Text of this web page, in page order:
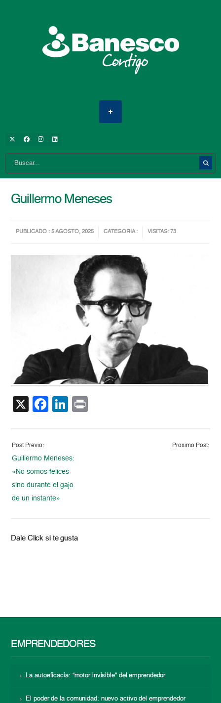
Guillermo Meneses
PUBLICADO : 5 AGOSTO, 2025 CATEGORIA : VISITAS: 73
X Facebook
LinkedIn
Post Previo:
Guillermo Meneses:
«No somos felices
sino durante el gajo
de un instante»
Proximo Post:
Dale Click si te gusta
EMPRENDEDORES
La autoeficacia: “motor invisible” del emprendedor
El poder de la comunidad: nuevo activo del emprendedor